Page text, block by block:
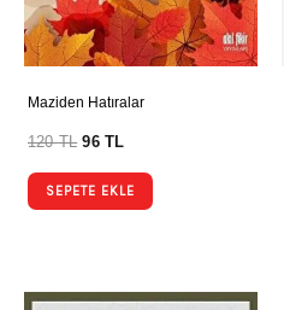
Maziden Hatıralar
120TL 96TL
SEPETE EKLE